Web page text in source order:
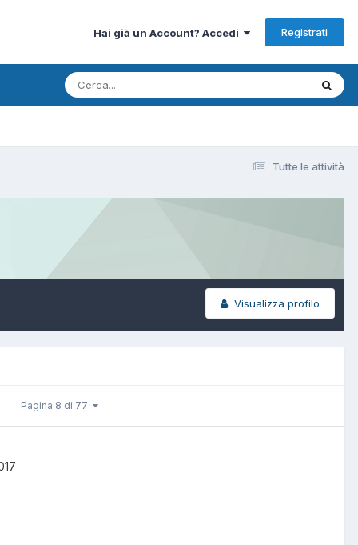
Hai già un Account? Accedi Registrati
Tutte le attività
Visualizza profilo
Pagina 8 di 77